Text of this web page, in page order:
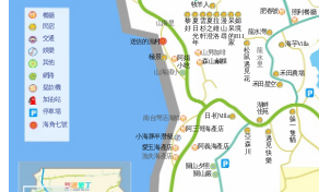
照利餐廳
海芋Villa
牧羊人
山海里
送信的漁村
山海國小
小海豚半潛艇
愛玉海產店 阿義海產店
關山夕照
關山巖
餐廳
民宿
交通
娛樂
其他
網路
提款機
加油站
停車場
海角七號
阿三哥海產店
龍水灣
極景
遇
見
快
樂
肥春號
亞
森
川
媚
境
811
森山鹹粿
山男咖啡
拉
維
洛
呆
呆
的
家
漫
山
尋
夏
之
澄
雲
杉
軒
南台灣活海鮮
漁夫海產店
夏
日
光
年
躲
一
隻
貓
阿娟
小吃
禾田農場
禾田星空
日‧初Villa
湖畔
佳苑
黎
好
龍
水
里
松
鼠
遇
見
花